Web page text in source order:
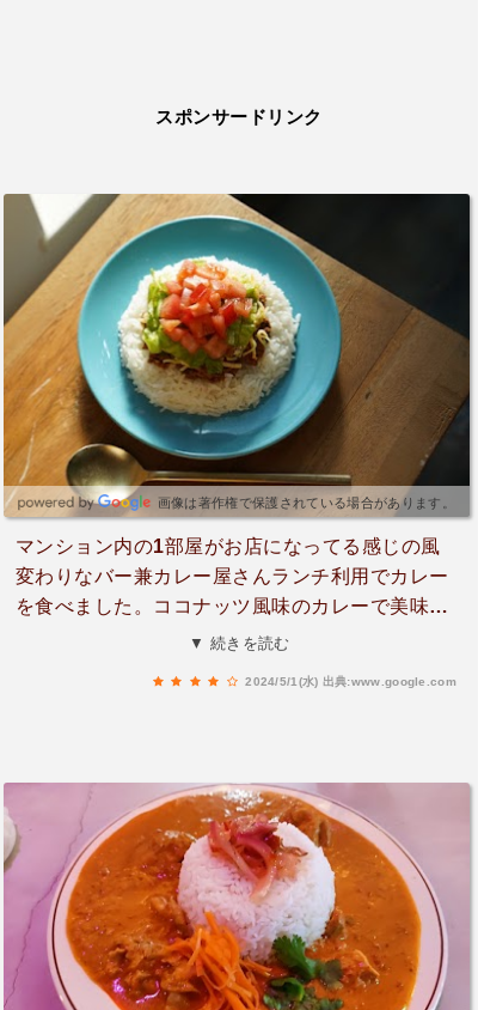
スポンサードリンク
画像は著作権で保護されている場合があります。
マンション内の1部屋がお店になってる感じの風
変わりなバー兼カレー屋さんランチ利用でカレー
を食べました。ココナッツ風味のカレーで美味し
いです。大盛りにしたけど、量はちょい少なめか
▼ 続きを読む
2024/5/1(水) 出典:www.google.com